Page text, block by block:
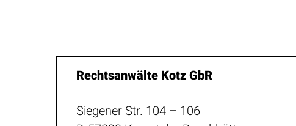
D-57223 Kreuztal – Buschhütten